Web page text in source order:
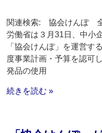
関連検索: 協会けんぽ
労働省は３月31日、中小
「協会けんぽ」を運営す
度事業計画・予算を認可
発品の使用
続きを読む »